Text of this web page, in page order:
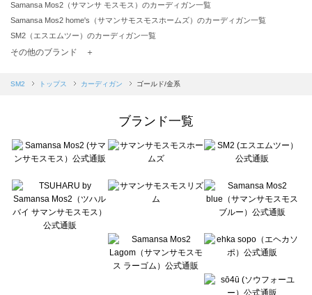
Samansa Mos2（サマンサ モスモス）のカーディガン一覧
Samansa Mos2 home's（サマンサモスモスホームズ）のカーディガン一覧
SM2（エスエムツー）のカーディガン一覧
TSUHARU by Samansa Mos2（ツハルバイサマンサモスモス）のカーディガン一覧
Samansa Mos2 blue（サマンサモスモス ブルー）のカーディガン一覧
sō4ū（ソウフォーユー）のカーディガン一覧
Te chichi（テチチ）のカーディガン一覧
Te chichi CLASSIC（テチチ クラシック）のカーディガン一覧
Lugnoncure（ルノンキュール）のカーディガン一覧
BETTY'S BLUE（べティーズブルー）のカーディガン一覧
Wpc.（ワールドパーティー）のカーディガン一覧
その他のブランド ＋
SM2 トップス カーディガン ゴールド/金系
ブランド一覧